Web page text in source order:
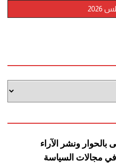
بالحوار ونشر الآراء
في مجالات السياسة